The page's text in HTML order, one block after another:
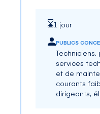
1 jour
PUBLICS
services
et de
courants
dirigeants,